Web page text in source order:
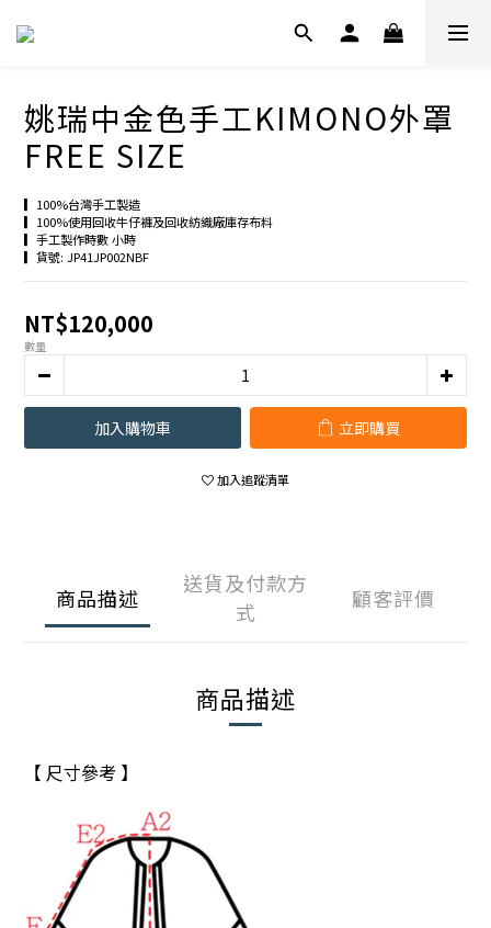
姚瑞中金色手工KIMONO外罩
FREE SIZE
▎100%台灣手工製造
▎100%使用回收牛仔褲及回收紡織廠庫存布料
▎手工製作時數 小時
▎貨號: JP41JP002NBF
NT$120,000
數量
加入購物車 立即購買
加入追蹤清單
商品描述
送貨及付款方
式
顧客評價
商品描述
【 尺寸參考 】